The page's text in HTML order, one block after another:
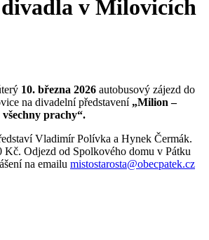
v Milovicích
10. března 2026 autobusový zájezd do
na divadelní představení „Milion –
prachy“.
Vladimír Polívka a Hynek Čermák.
Kč. Odjezd od Spolkového domu v Pátku
na emailu mistostarosta@obecpatek.cz